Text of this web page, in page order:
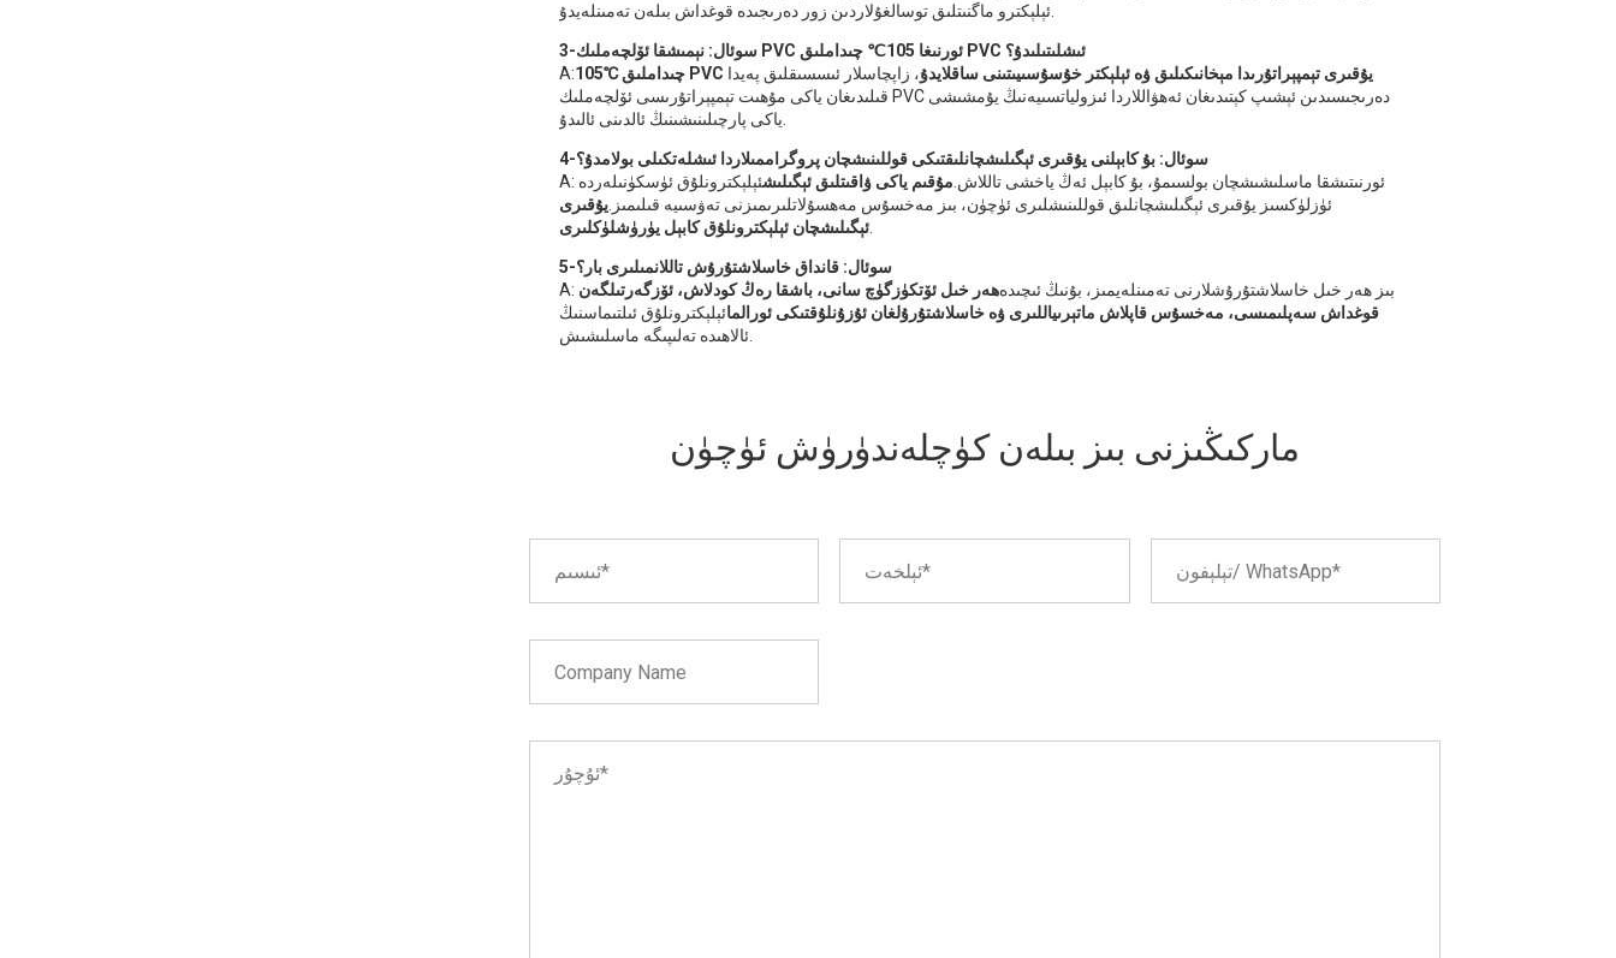
ئېلېكترو ماگنىتلىق توسالغۇلاردىن زور دەرىجىدە قوغداش بىلەن تەمىنلەيدۇ.
3-سوئال: نېمىشقا ئۆلچەملىك PVC ئورنىغا 105℃ چىداملىق PVC ئىشلىتىلىدۇ؟
A:
105℃ چىداملىق PVC يۇقىرى تېمپېراتۇرىدا مېخانىكىلىق ۋە ئېلېكتر خۇسۇسىيىتىنى ساقلايدۇ، زاپچاسلار ئىسسىقلىق پەيدا
قىلىدىغان ياكى مۇھىت تېمپېراتۇرىسى ئۆلچەملىك PVC دەرىجىسىدىن ئېشىپ كېتىدىغان ئەھۋاللاردا ئىزولياتسىيەنىڭ يۇمشىشى
ياكى پارچىلىنىشىنىڭ ئالدىنى ئالىدۇ.
4-سوئال: بۇ كابېلنى يۇقىرى ئېگىلىشچانلىقتىكى قوللىنىشچان پروگراممىلاردا ئىشلەتكىلى بولامدۇ؟
A: ئورنىتىشقا ماسلىشىشچان بولسىمۇ، بۇ كابېل ئەڭ ياخشى تاللاش.مۇقىم ياكى ۋاقىتلىق ئېگىلىشئېلېكترونلۇق ئۈسكۈنىلەردە
ئۈزلۈكسىز يۇقىرى ئېگىلىشچانلىق قوللىنىشلىرى ئۈچۈن، بىز مەخسۇس مەھسۇلاتلىرىمىزنى تەۋسىيە قىلىمىز.يۇقىرى
ئېگىلىشچان ئېلېكترونلۇق كابېل يۈرۈشلۈكلىرى.
5-سوئال: قانداق خاسلاشتۇرۇش تاللانمىلىرى بار؟
A: بىز ھەر خىل خاسلاشتۇرۇشلارنى تەمىنلەيمىز، بۇنىڭ ئىچىدەھەر خىل ئۆتكۈزگۈچ سانى، باشقا رەڭ كودلاش، ئۆزگەرتىلگەن
قوغداش سەپلىمىسى، مەخسۇس قاپلاش ماتېرىياللىرى ۋە خاسلاشتۇرۇلغان ئۇزۇنلۇقتىكى ئورالمائېلېكترونلۇق ئىلتىماسنىڭ
ئالاھىدە تەلىپىگە ماسلىشىش.
ماركىڭىزنى بىز بىلەن كۈچلەندۈرۈش ئۈچۈن